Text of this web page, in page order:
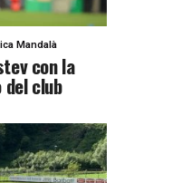
Mandalà
con la
club